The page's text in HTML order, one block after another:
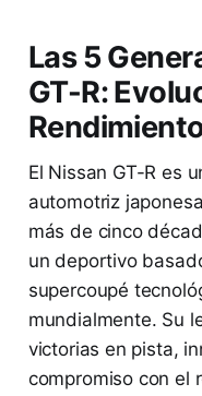
Las 5
GT-R:
El Nissan GT-R es
automotriz
más de cinco
un deportivo
supercoupé
mundialmente. Su
victorias en pista,
compromiso con el